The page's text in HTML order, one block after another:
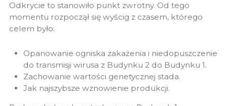
Odkrycie to stanowiło punkt zwrotny. Od tego
momentu rozpoczął się wyścig z czasem, którego
celem było:
Opanowanie ogniska zakażenia i niedopuszczenie
do transmisji wirusa z Budynku 2 do Budynku 1.
Zachowanie wartości genetycznej stada.
Jak najszybsze wznowienie produkcji.